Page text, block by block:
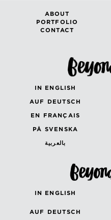
ABOUT
PORTFOLIO
CONTACT
IN ENGLISH
AUF DEUTSCH
EN FRANÇAIS
PÅ SVENSKA
بالعربية
IN ENGLISH
AUF DEUTSCH